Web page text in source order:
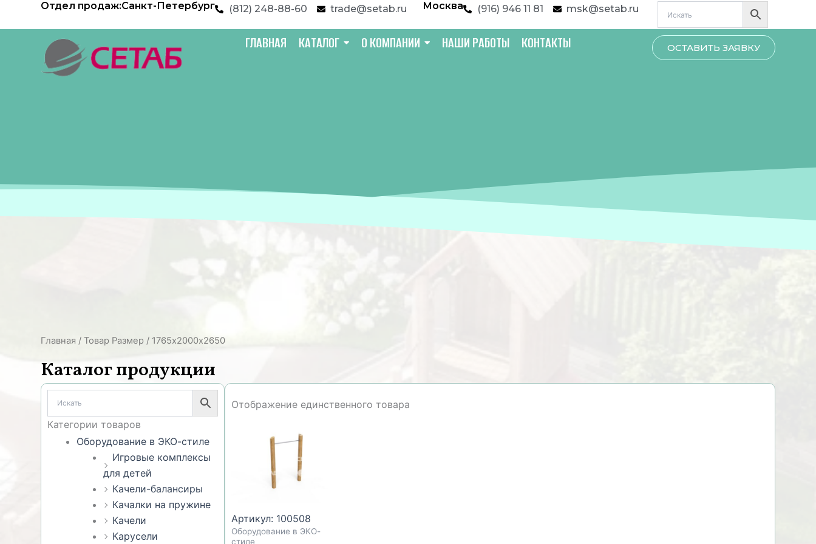
содержимому
Отдел продаж:Санкт-Петербург (812) 248-88-60 trade@setab.ru Москва (916) 946 11 81 msk@setab.ru
ГЛАВНАЯ КАТАЛОГ О КОМПАНИИ НАШИ РАБОТЫ КОНТАКТЫ ОСТАВИТЬ ЗАЯВКУ
Главная / Товар Размер / 1765х2000х2650
Каталог продукции
Категории товаров
Оборудование в ЭКО-стиле
Игровые комплексы
для детей
Качели-балансиры
Качалки на пружине
Качели
Карусели
Отображение единственного товара
Артикул: 100508
Оборудование в ЭКО-
стиле